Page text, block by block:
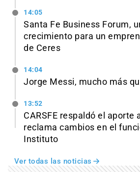
14:05
Santa Fe Business Forum,
crecimiento para un
de Ceres
14:04
Jorge Messi, mucho más
13:52
CARSFE respaldó el aporte
reclama cambios en el
Instituto
Ver todas las noticias